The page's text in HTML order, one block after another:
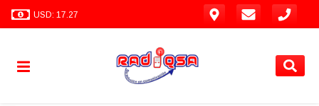
USD: 17.27